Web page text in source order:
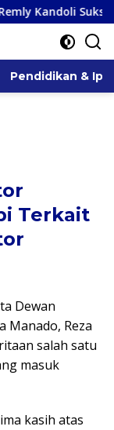
Perjuangkan
Pendidikan &
Terkait
Dewan
Manado, Reza
salah satu
masuk
kasih atas